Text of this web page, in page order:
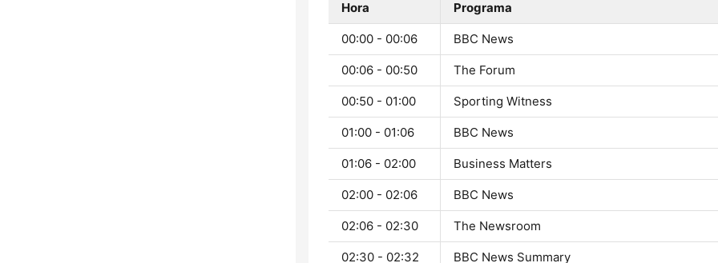
Hora Programa
00:00 - 00:06 BBC News
00:06 - 00:50 The Forum
00:50 - 01:00 Sporting Witness
01:00 - 01:06 BBC News
01:06 - 02:00 Business Matters
02:00 - 02:06 BBC News
02:06 - 02:30 The Newsroom
02:30 - 02:32 BBC News Summary